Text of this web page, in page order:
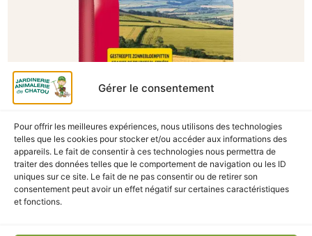
Gérer le consentement
Pour offrir les meilleures expériences, nous utilisons des technologies
telles que les cookies pour stocker et/ou accéder aux informations des
appareils. Le fait de consentir à ces technologies nous permettra de
traiter des données telles que le comportement de navigation ou les ID
uniques sur ce site. Le fait de ne pas consentir ou de retirer son
consentement peut avoir un effet négatif sur certaines caractéristiques
et fonctions.
A Catégoriser
TOURNESOL 2.5KG
En stock